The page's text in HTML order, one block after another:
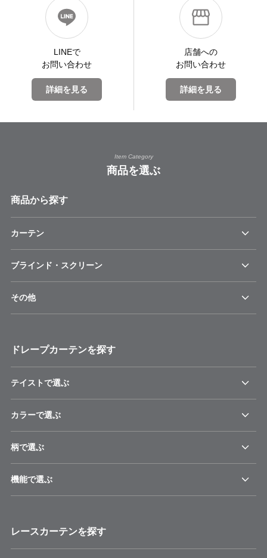
LINEで
お問い合わせ
詳細を見る
店舗への
お問い合わせ
詳細を見る
Item Category
商品を選ぶ
商品から探す
カーテン
ブラインド・スクリーン
その他
ドレープカーテンを探す
テイストで選ぶ
カラーで選ぶ
柄で選ぶ
機能で選ぶ
レースカーテンを探す